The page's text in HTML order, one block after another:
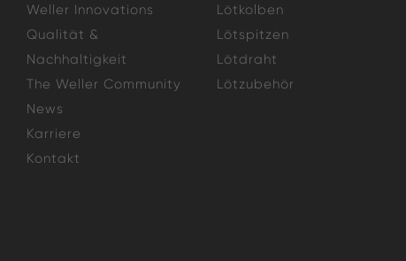
Weller Innovations
Qualität &
Nachhaltigkeit
The Weller Community
News
Karriere
Kontakt
Lötkolben
Lötspitzen
Lötdraht
Lötzubehör